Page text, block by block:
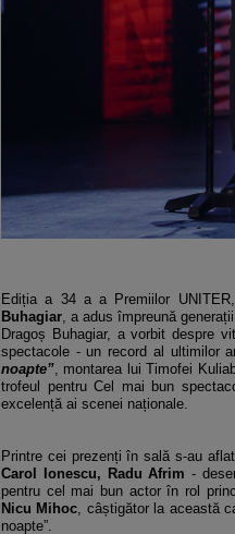
Ediția a 34 a a Premiilor
Buhagiar, a adus împreună
Dragoș Buhagiar, a vorbit despre
spectacole - un record al ultimilor
noapte”, montarea lui Timofei
trofeul pentru Cel mai bun
excelență ai scenei naționale.
Printre cei prezenți în sală s-au
Carol Ionescu, Radu Afrim-
pentru cel mai bun actor în rol
Nicu Mihoc, câștigător la această
noapte”.